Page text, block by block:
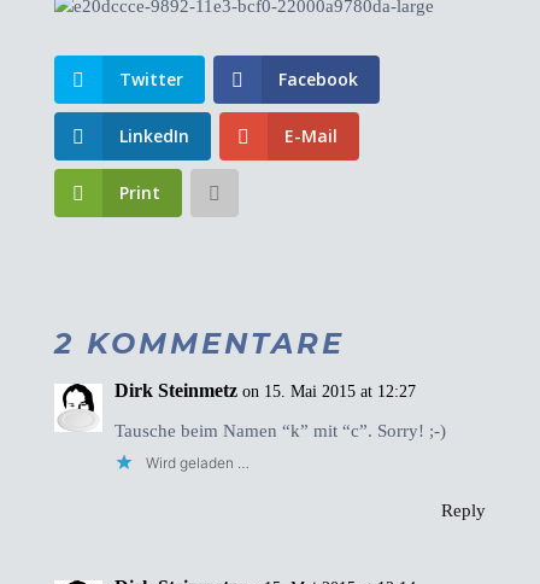
Twitter Facebook
LinkedIn E-Mail
Print
2 KOMMENTARE
Dirk Steinmetz on 15. Mai 2015 at 12:27
Tausche beim Namen “k” mit “c”. Sorry! ;-)
Wird geladen …
Reply